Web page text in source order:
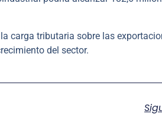
carga tributaria sobre las
del sector.